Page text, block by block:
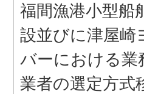
福間漁港小型船
設並びに津屋崎
バーにおける業
業者の選定方式